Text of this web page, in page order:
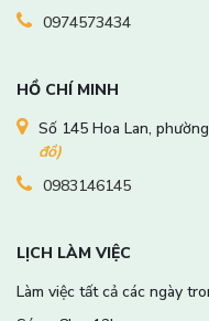
0974573434
HỒ CHÍ MINH
Số 145 Hoa Lan,
đồ)
0983146145
LỊCH LÀM VIỆC
Làm việc tất cả các ngày